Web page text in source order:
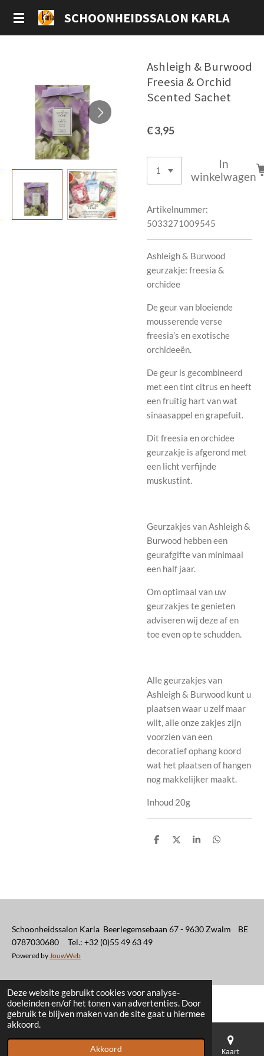
Deze website gebruikt cookies voor analyse-
doeleinden en/of het tonen van advertenties. Door
gebruik te blijven maken van de site gaat u hiermee
akkoord.
Akkoord
Ga
direct
SCHOONHEIDSSALON KARLA
Ashleigh & Burwood
Freesia & Orchid
Scented Sachet
€ 3,95
In
winkelwagen
Artikelnummer:
5033271009545
Ashleigh & Burwood
geurzakje: freesia &
orchidee
De geur van bloeiende
mousserende verse
freesia’s en exotische
orchideeën.
De geur is gecombineerd
met een tint citrus en heeft
een fruitig hart van wat
sinaasappel en grapefuit.
Dit freesia en orchidee
geurzakje is afgerond met
een licht verfijnde
muskustint.
Geurzakjes van Ashleigh &
Burwood hebben een
geurafgifte van minimaal
een half jaar.
Om optimaal van uw
geurzakjes te genieten
adviseren wij deze af en
toe even op te schudden.
Alle geurzakjes van
Ashleigh & Burwood kunt u
plaatsen waar u zelf maar
wilt, alle onze zakjes zijn
voorzien van een
decoratief ophang koord
wat het plaatsen of hangen
nog makkelijker maakt.
Inhoud 20g
D
D
S
D
Schoonheidssalon Karla Beerlegemsebaan 67 - 9630 Zwalm BE
0787030680 Tel.: +32 (0)55 49 63 49
Powered by JouwWeb
Telefoonnummer Kaart